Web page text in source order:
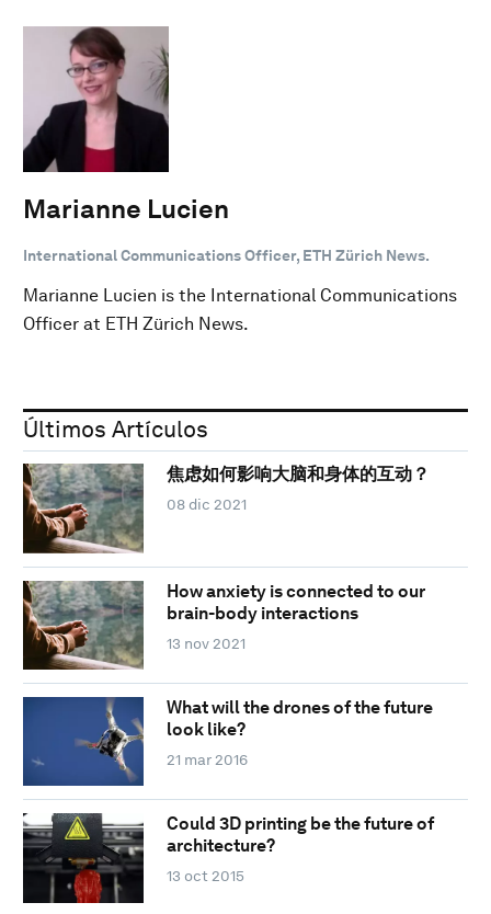
Marianne Lucien
International Communications Officer, ETH Zürich News.
Marianne Lucien is the International Communications
Officer at ETH Zürich News.
Últimos Artículos
焦虑如何影响大脑和身体的互动？
08 dic 2021
How anxiety is connected to our
brain-body interactions
13 nov 2021
What will the drones of the future
look like?
21 mar 2016
Could 3D printing be the future of
architecture?
13 oct 2015